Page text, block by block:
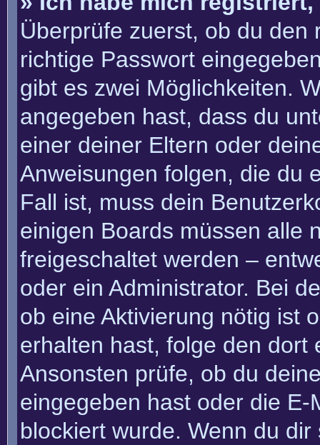
Überprüfe zuerst, ob du den
richtige Passwort
gibt es zwei Möglichkeiten.
angegeben hast, dass du
einer deiner Eltern oder
Anweisungen folgen, die du
Fall ist, muss dein
einigen Boards müssen alle
freigeschaltet werden –
oder ein Administrator. Bei
ob eine Aktivierung nötig ist
erhalten hast, folge den dort
Ansonsten prüfe, ob du
eingegeben hast oder die
blockiert wurde. Wenn du